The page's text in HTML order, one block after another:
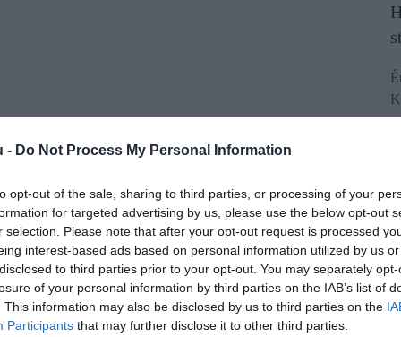
- Do Not Process My Personal Information
opt-out of the sale, sharing to third parties, or processing of your
for targeted advertising by us, please use the below opt-out
selection. Please note that after your opt-out request is processed
interest-based ads based on personal information utilized by us
to third parties prior to your opt-out. You may separately
of your personal information by third parties on the IAB’s list of
This information may also be disclosed by us to third parties on the
Participants that may further disclose it to other third parties.
„fekete” könyveléssel és egykori
működött az a bűnszervezet,